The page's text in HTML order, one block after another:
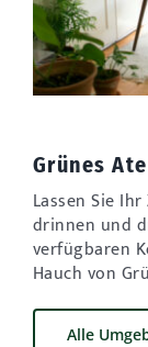
Grünes
Lassen Sie
drinnen und
verfügbaren
Hauch von
Alle